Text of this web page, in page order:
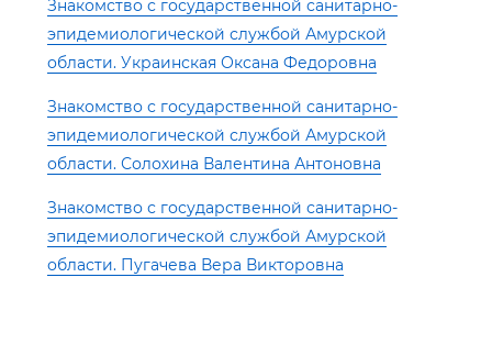
Знакомство с государственной санитарно-
эпидемиологической службой Амурской
области. Украинская Оксана Федоровна
Знакомство с государственной санитарно-
эпидемиологической службой Амурской
области. Солохина Валентина Антоновна
Знакомство с государственной санитарно-
эпидемиологической службой Амурской
области. Пугачева Вера Викторовна